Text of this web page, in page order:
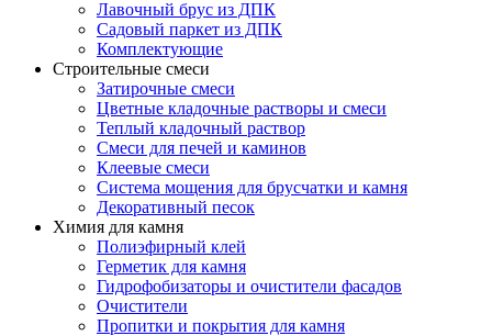
Лавочный брус из ДПК
Садовый паркет из ДПК
Комплектующие
Строительные смеси
Затирочные смеси
Цветные кладочные растворы и смеси
Теплый кладочный раствор
Смеси для печей и каминов
Клеевые смеси
Система мощения для брусчатки и камня
Декоративный песок
Химия для камня
Полиэфирный клей
Герметик для камня
Гидрофобизаторы и очистители фасадов
Очистители
Пропитки и покрытия для камня